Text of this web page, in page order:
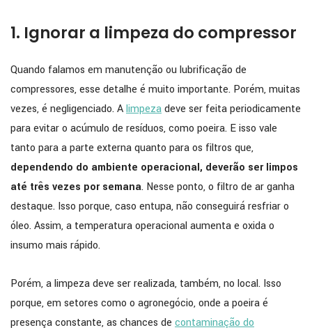
1. Ignorar a limpeza do compressor
Quando falamos em manutenção ou lubrificação de
compressores, esse detalhe é muito importante. Porém, muitas
vezes, é negligenciado. Alimpezadeve ser feita periodicamente
para evitar o acúmulo de resíduos, como poeira. E isso vale
tanto para a parte externa quanto para os filtros que,
dependendo do ambiente operacional, deverão ser limpos
até três vezes por semana. Nesse ponto, o filtro de ar ganha
destaque. Isso porque, caso entupa, não conseguirá resfriar o
óleo. Assim, a temperatura operacional aumenta e oxida o
insumo mais rápido.
Porém, a limpeza deve ser realizada, também, no local. Isso
porque, em setores como o agronegócio, onde a poeira é
presença constante, as chances de contaminação do